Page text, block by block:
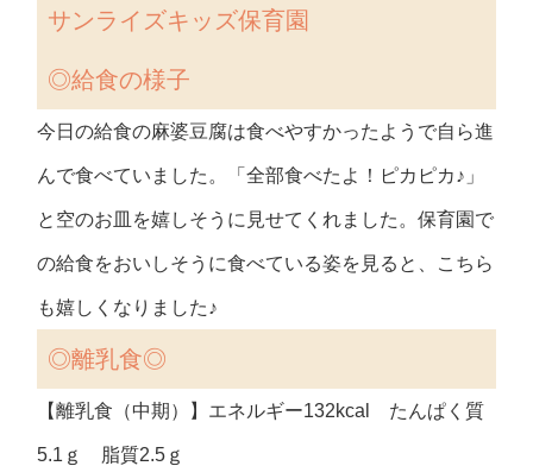
サンライズキッズ保育園
◎給食の様子
今日の給食の麻婆豆腐は食べやすかったようで自ら進
んで食べていました。「全部食べたよ！ピカピカ♪」
と空のお皿を嬉しそうに見せてくれました。保育園で
の給食をおいしそうに食べている姿を見ると、こちら
も嬉しくなりました♪
◎離乳食◎
【離乳食（中期）】エネルギー132kcal たんぱく質
5.1ｇ 脂質2.5ｇ